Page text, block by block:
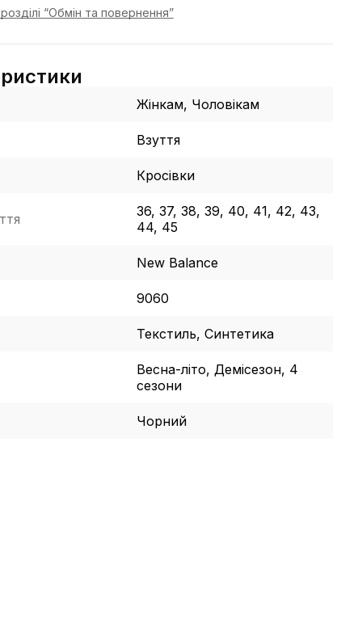
“Обмін та повернення”
Жінкам, Чоловікам
Взуття
Кросівки
36, 37, 38, 39, 40, 41, 42, 43,
44, 45
New Balance
9060
Текстиль, Синтетика
Весна-літо, Демісезон, 4
сезони
Чорний